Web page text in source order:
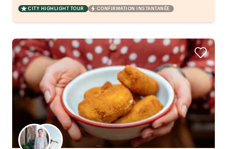
CITY HIGHLIGHT TOUR CONFIRMATION INSTANTANÉE
Choisissez votre local favori